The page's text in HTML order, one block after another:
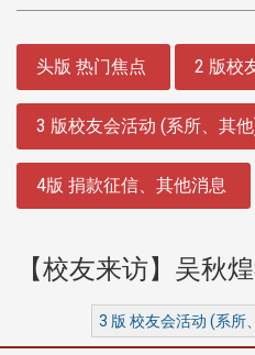
头版 热门焦点 2 版校
3 版校友会活动 (系所、其
4版 捐款征信、其他消息
【校友来访】吴秋
3 版 校友会活动 (系所